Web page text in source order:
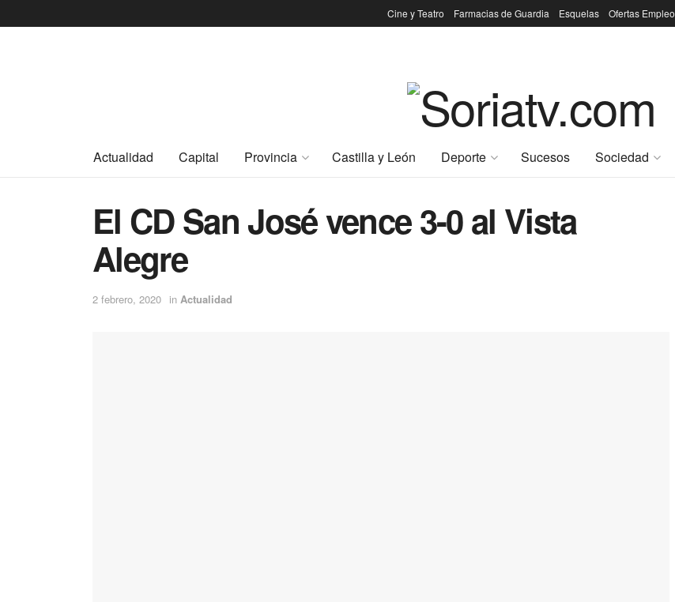
Cine y Teatro Farmacias de Guardia Esquelas Ofertas Empleo
Actualidad Capital Provincia Castilla y León Deporte Sucesos Sociedad
El CD San José vence 3-0 al Vista
Alegre
2 febrero, 2020 in Actualidad